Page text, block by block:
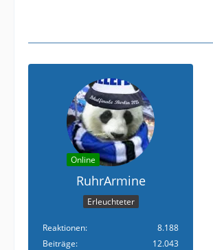
Online
RuhrArmine
Erleuchteter
Reaktionen
8.188
Beiträge
12.043